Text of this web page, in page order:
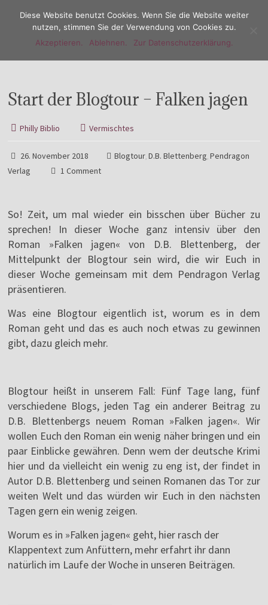
Menu
Start der Blogtour – Falken jagen
Philly Biblio Vermischtes
26. November 2018 Blogtour,D.B. Blettenberg,Pendragon
Verlag
1 Comment
So! Zeit, um mal wieder ein bisschen über Bücher zu
sprechen! In dieser Woche ganz intensiv über den
Roman »Falken jagen« von D.B. Blettenberg, der
Mittelpunkt der Blogtour sein wird, die wir Euch in
dieser Woche gemeinsam mit dem Pendragon Verlag
präsentieren.
Was eine Blogtour eigentlich ist, worum es in dem
Roman geht und das es auch noch etwas zu gewinnen
gibt, dazu gleich mehr.
Blogtour heißt in unserem Fall: Fünf Tage lang, fünf
verschiedene Blogs, jeden Tag ein anderer Beitrag zu
D.B. Blettenbergs neuem Roman »Falken jagen«. Wir
wollen Euch den Roman ein wenig näher bringen und ein
paar Einblicke gewähren. Denn wem der deutsche Krimi
hier und da vielleicht ein wenig zu eng ist, der findet in
Autor D.B. Blettenberg und seinen Romanen das Tor zur
weiten Welt und das würden wir Euch in den nächsten
Tagen gern ein wenig zeigen.
Worum es in »Falken jagen« geht, hier rasch der
Klappentext zum Anfüttern, mehr erfahrt ihr dann
natürlich im Laufe der Woche in unseren Beiträgen.
Diese Website benutzt Cookies. Wenn Sie die Website weiter
nutzen, stimmen Sie der Verwendung von Cookies zu.
Akzeptieren.
Ablehnen. Zur Datenschutzerklärung.